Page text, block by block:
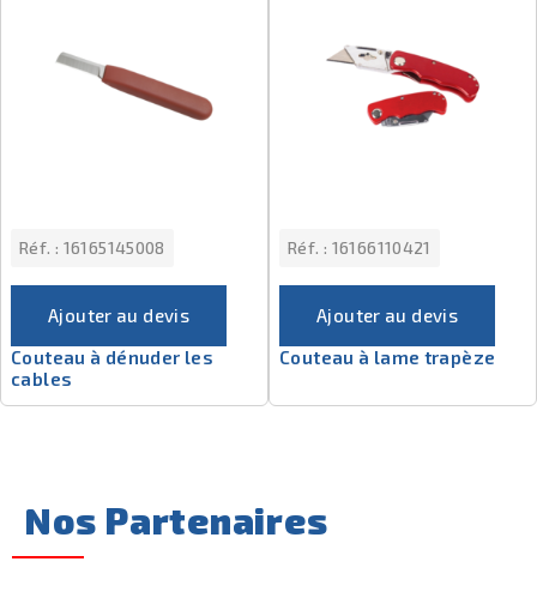
Réf. : 16165145008
Ajouter au devis
Couteau à dénuder les
cables
Réf. : 16166110421
Ajouter au devis
Couteau à lame trapèze
Nos Partenaires